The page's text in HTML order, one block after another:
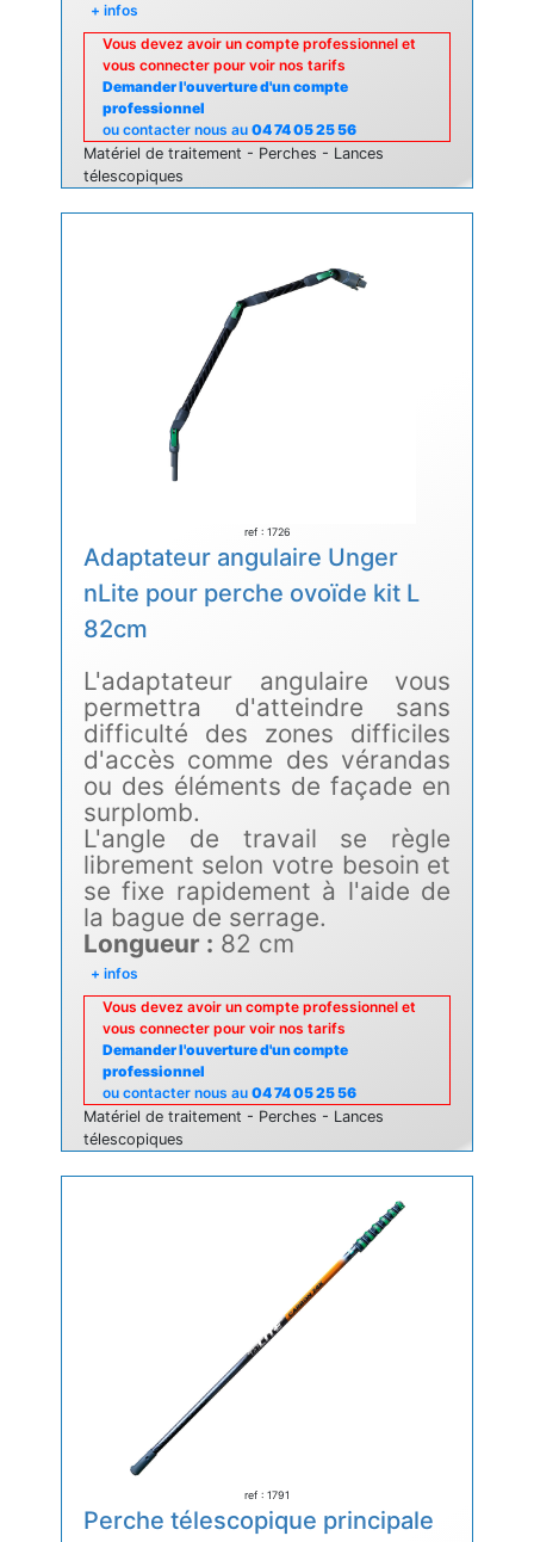
+ infos
Vous devez avoir un compte professionnel et
vous connecter pour voir nos tarifs
Demander l'ouverture d'un compte
professionnel
ou contacter nous au 04 74 05 25 56
Matériel de traitement - Perches - Lances
télescopiques
ref : 1726
Adaptateur angulaire Unger
nLite pour perche ovoïde kit L
82cm
L'adaptateur angulaire vous
permettra d'atteindre sans
difficulté des zones difficiles
d'accès comme des vérandas
ou des éléments de façade en
surplomb.
L'angle de travail se règle
librement selon votre besoin et
se fixe rapidement à l'aide de
la bague de serrage.
Longueur : 82 cm
+ infos
Vous devez avoir un compte professionnel et
vous connecter pour voir nos tarifs
Demander l'ouverture d'un compte
professionnel
ou contacter nous au 04 74 05 25 56
Matériel de traitement - Perches - Lances
télescopiques
ref : 1791
Perche télescopique principale